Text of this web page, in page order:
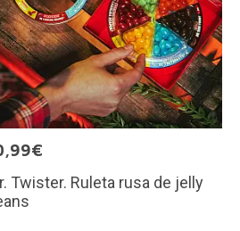
Twister. Ruleta rusa de jelly